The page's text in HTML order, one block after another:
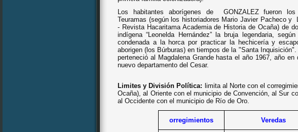
Los habitantes aborígenes de
GONZALEZ fueron
Teuramas (según los historiadores Mario Javier Pacheco y
- Revista Hacaritama Academia de Historia de Ocaña) de
indígena “Leonelda Hernández” la bruja legendaria,
condenada a la horca por practicar la hechicería y
aborigen (los Búrburas) en tiempos de la "Santa Inquisición".
perteneció al Magdalena Grande hasta el año 1967, año
nuevo departamento del Cesar.
Limites y División Política: limita al Norte con el
Ocaña), al Oriente con el municipio de Convención, al Sur
al Occidente con el municipio de Río de Oro.
orregimientos Veredas